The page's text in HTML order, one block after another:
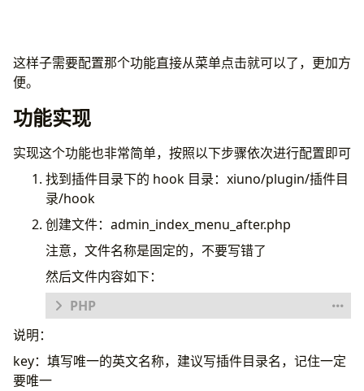
这样子需要配置那个功能直接从菜单点击就可以了，更加方
便。
功能实现
实现这个功能也非常简单，按照以下步骤依次进行配置即可
找到插件目录下的 hook 目录：xiuno/plugin/插件目
录/hook
创建文件：admin_index_menu_after.php
注意，文件名称是固定的，不要写错了
然后文件内容如下：
$notice_menu = array(
说明：
key：填写唯一的英文名称，建议写插件目录名，记住一定
要唯一